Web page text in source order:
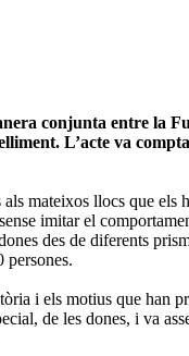
conjunta entre la
L’acte va
mateixos llocs que
imitar el
des de diferents
persones.
i els motius que han
de les dones, i va